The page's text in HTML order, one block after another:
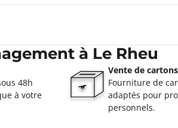
à Le Rheu
48h
à votre
Vente de cartons
Fourniture de
adaptés pour
personnels.